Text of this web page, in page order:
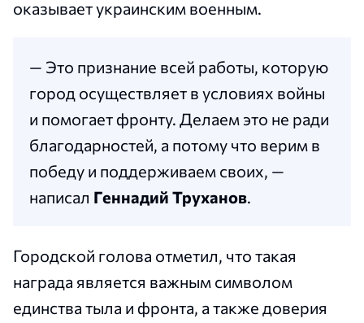
оказывает украинским военным.
— Это признание всей работы, которую
город осуществляет в условиях войны
и помогает фронту. Делаем это не ради
благодарностей, а потому что верим в
победу и поддерживаем своих, —
написал Геннадий Труханов.
Городской голова отметил, что такая
награда является важным символом
единства тыла и фронта, а также доверия